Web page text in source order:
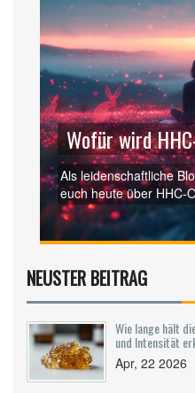
Wofür wird
Als leidenschaftliche
euch heute über HHC-
ist für seine vielfältigen
vielen verschiedenen
und Verwendung von
bekommt einen
eure Fragen zu klären.
mehr über die
von HHC-O zu
NEUSTER BEITRAG
Wie lange hält
und Intensität
Apr, 22 2026